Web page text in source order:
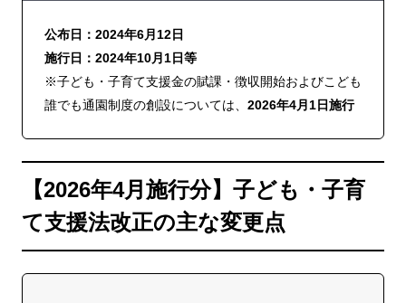
公布日：2024年6月12日
施行日：2024年10月1日等
※子ども・子育て支援金の賦課・徴収開始およびこども
誰でも通園制度の創設については、 2026年4月1日施行
【2026年4月施行分】子ども・子育
て支援法改正の主な変更点